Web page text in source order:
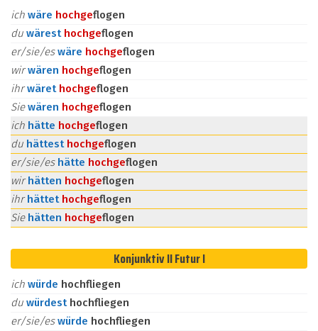
ich wäre hochgeflogen
du wärest hochgeflogen
er/sie/eswäre hochgeflogen
wirwären hochgeflogen
ihrwäret hochgeflogen
Siewären hochgeflogen
ich hätte hochgeflogen
du hättest hochgeflogen
er/sie/es hätte hochgeflogen
wirhätten hochgeflogen
ihrhättet hochgeflogen
Sie hätten hochgeflogen
Konjunktiv II Futur I
ich würde hochfliegen
du würdest hochfliegen
er/sie/eswürde hochfliegen